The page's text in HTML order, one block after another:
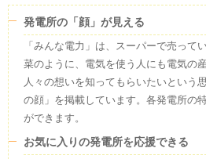
発電所の「顔」が見える
「みんな電力」は、スーパーで売って
菜のように、電気を使う人にも電気の
人々の想いを知ってもらいたいという
の顔」を掲載しています。各発電所の
ができます。
お気に入りの発電所を応援できる